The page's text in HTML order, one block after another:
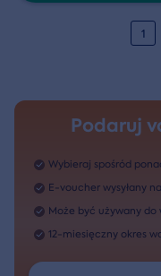
1
Podaruj
Wybieraj spośród
E-voucher wysyłany
Może być używany
12-miesięczny okres